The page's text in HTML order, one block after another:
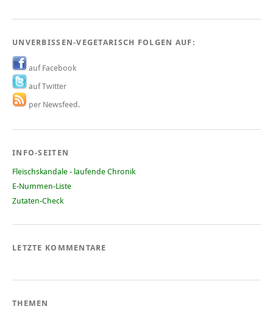
UNVERBISSEN-VEGETARISCH FOLGEN AUF:
auf Facebook
auf Twitter
per Newsfeed.
INFO-SEITEN
Fleischskandale - laufende Chronik
E-Nummen-Liste
Zutaten-Check
LETZTE KOMMENTARE
THEMEN